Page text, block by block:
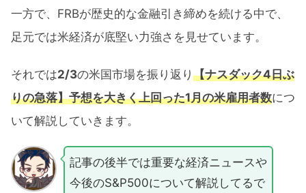
一方で、FRBが歴史的な金融引き締めを続ける中で、
足元では米経済が底堅い力強さを見せています。
それでは2/3の米国市場を振り返り 【ナスダック4日ぶ
りの急落】予想を大きく上回った1月の米雇用者数につ
いて解説していきます。
記事の後半では重要な経済ニュースや
今後のS&P500について解説してるで